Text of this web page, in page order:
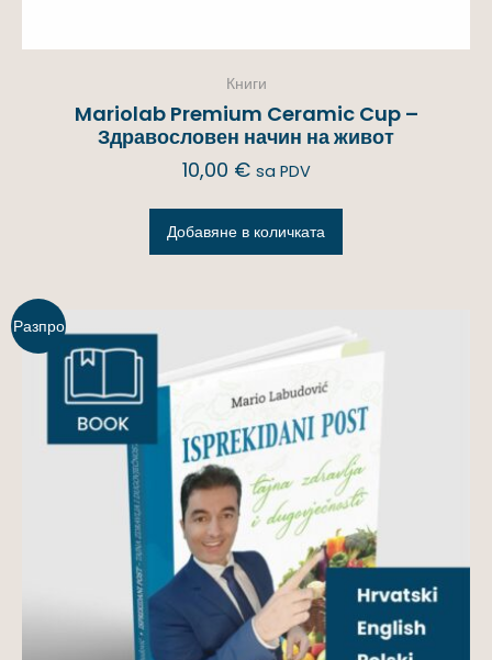
Книги
Mariolab Premium Ceramic Cup –
Здравословен начин на живот
10,00 € sa PDV
Добавяне в количката
Разпро